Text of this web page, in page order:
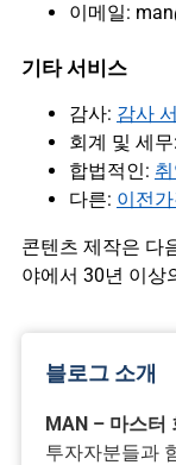
이메일:
기타 서비스
감사: 감사
회계 및 세무:
합법적인:
다른: 이전
콘텐츠 제작은 다
야에서 30년 이상
블로그 소개
MAN – 마스터
투자자분들과